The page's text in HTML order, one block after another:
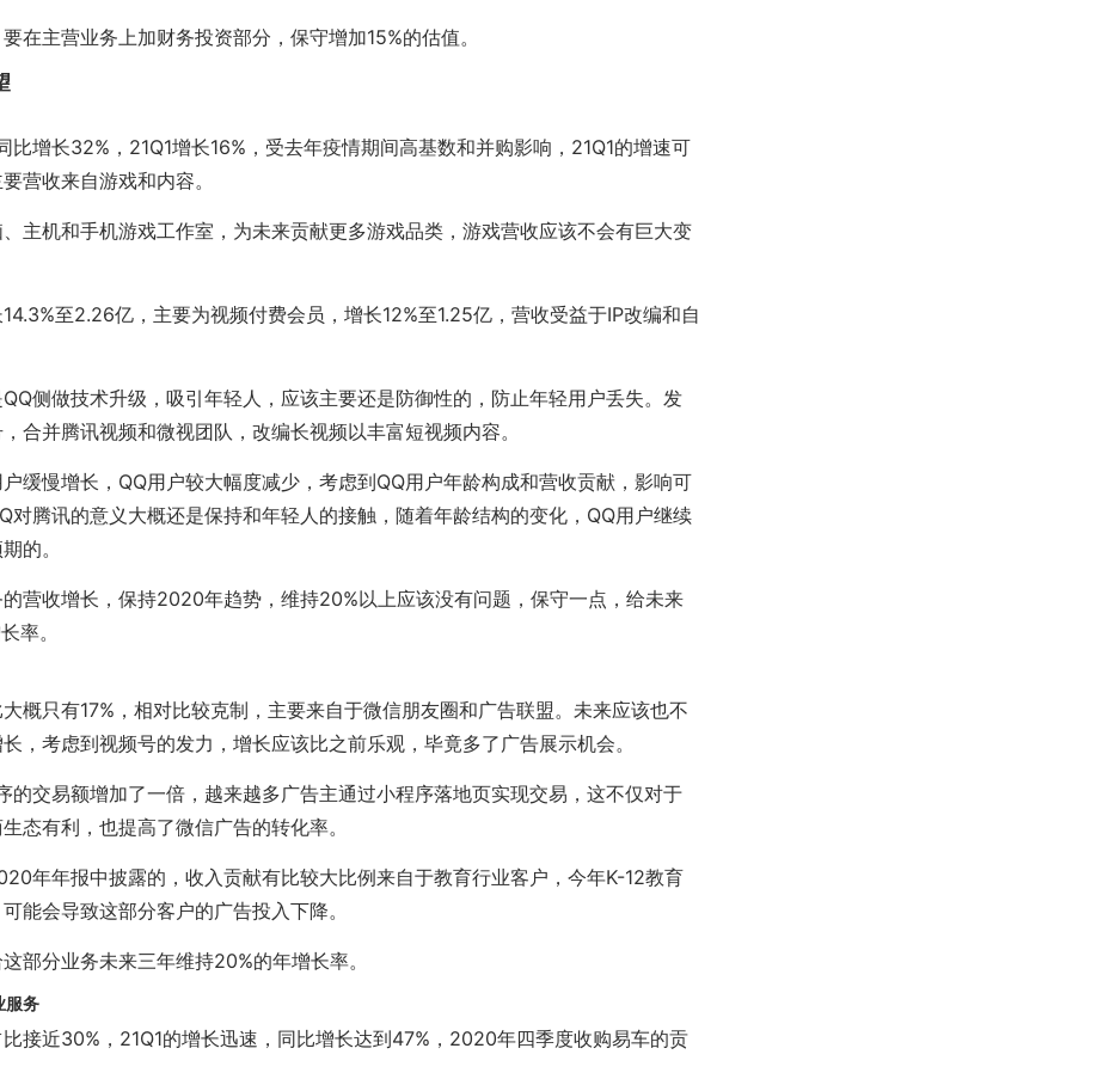
在主营业务上加财务投资部分，保守增加15%的估值。
比增长32%，21Q1增长16%，受去年疫情期间高基数和并购影响，21Q1的增速可
营收来自游戏和内容。
主机和手机游戏工作室，为未来贡献更多游戏品类，游戏营收应该不会有巨大变
至2.26亿，主要为视频付费会员，增长12%至1.25亿，营收受益于IP改编和自
侧做技术升级，吸引年轻人，应该主要还是防御性的，防止年轻用户丢失。发
合并腾讯视频和微视团队，改编长视频以丰富短视频内容。
缓慢增长，QQ用户较大幅度减少，考虑到QQ用户年龄构成和营收贡献，影响可
对腾讯的意义大概还是保持和年轻人的接触，随着年龄结构的变化，QQ用户继续
的。
营收增长，保持2020年趋势，维持20%以上应该没有问题，保守一点，给未来
率。
概只有17%，相对比较克制，主要来自于微信朋友圈和广告联盟。未来应该也不
，考虑到视频号的发力，增长应该比之前乐观，毕竟多了广告展示机会。
的交易额增加了一倍，越来越多广告主通过小程序落地页实现交易，这不仅对于
态有利，也提高了微信广告的转化率。
年年报中披露的，收入贡献有比较大比例来自于教育行业客户，今年K-12教育
能会导致这部分客户的广告投入下降。
部分业务未来三年维持20%的年增长率。
服务
接近30%，21Q1的增长迅速，同比增长达到47%，2020年四季度收购易车的贡